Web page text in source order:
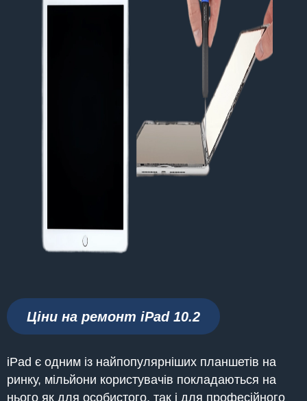
Ціни на ремонт iPad 10.2
iPad є одним із найпопулярніших планшетів на
ринку, мільйони користувачів покладаються на
нього як для особистого, так і для професійного